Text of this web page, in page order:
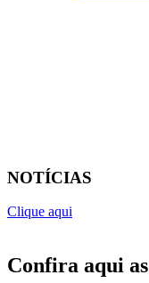
NOTÍCIAS
Clique aqui
Confira aqui as